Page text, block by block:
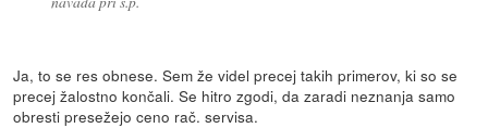
Ja, to se res obnese. Sem že videl precej takih primerov, ki so se
precej žalostno končali. Se hitro zgodi, da zaradi neznanja samo
obresti presežejo ceno rač. servisa.